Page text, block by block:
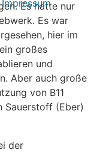
Es hatte nur
Es war
hier im
großes
und
Aber auch große
von B11
Sauerstoff (Eber)
der
Impressum